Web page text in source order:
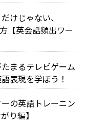
けじゃない、
【英会話頻出ワー
まるテレビゲーム
表現を学ぼう！
の英語トレーニン
り編】